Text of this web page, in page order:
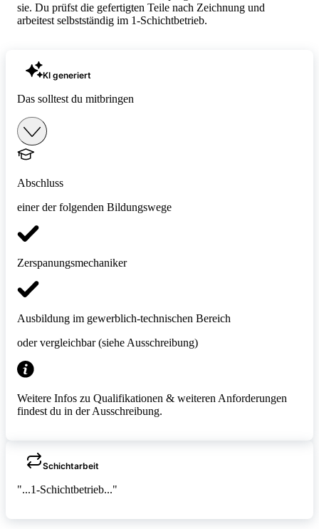
sie. Du prüfst die gefertigten Teile nach Zeichnung und
arbeitest selbstständig im 1-Schichtbetrieb.
KI generiert
Das solltest du mitbringen
Abschluss
einer der folgenden Bildungswege
Zerspanungsmechaniker
Ausbildung im gewerblich-technischen Bereich
oder vergleichbar (siehe Ausschreibung)
Weitere Infos zu Qualifikationen & weiteren Anforderungen
findest du in der Ausschreibung.
Schichtarbeit
"...1-Schichtbetrieb..."